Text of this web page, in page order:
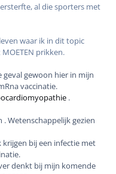
al die sporters met
waar ik in dit topic
prikken.
gewoon hier in mijn
vaccinatie.
.
Wetenschappelijk gezien
bij een infectie met
denkt bij mijn komende